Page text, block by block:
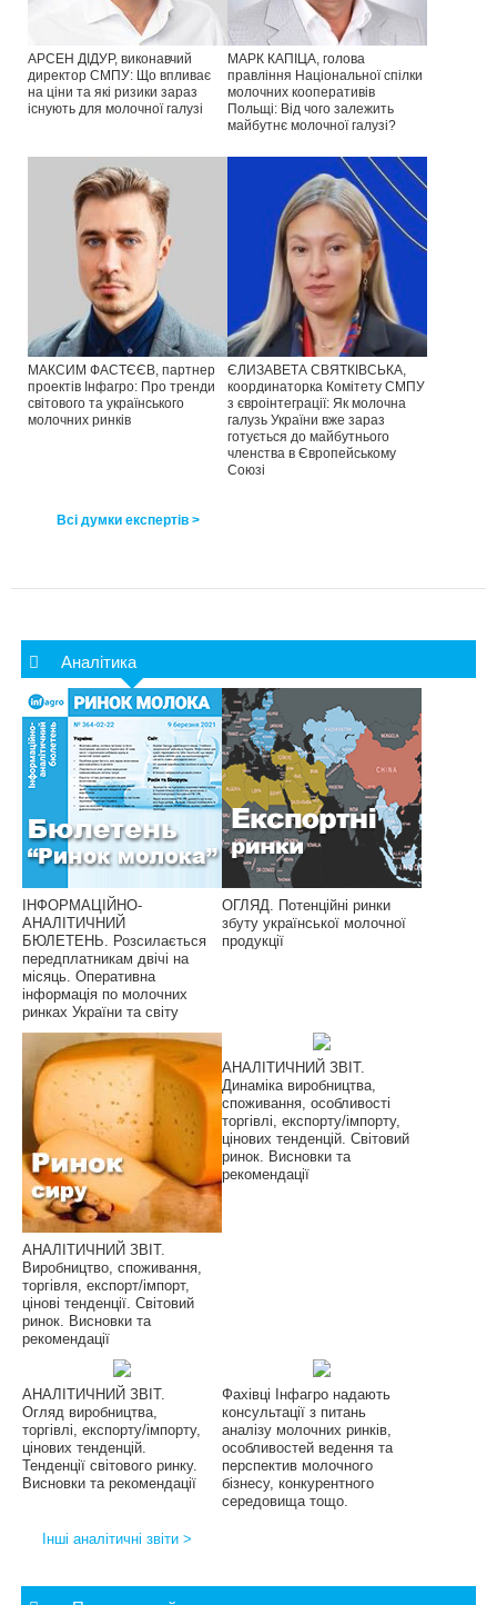
АРСЕН ДІДУР, виконавчий
директор СМПУ: Що впливає
на ціни та які ризики зараз
існують для молочної галузі
МАРК КАПІЦА, голова
правління Національної спілки
молочних кооперативів
Польщі: Від чого залежить
майбутнє молочної галузі?
МАКСИМ ФАСТЄЄВ, партнер
проектів Інфагро: Про тренди
світового та українського
молочних ринків
ЄЛИЗАВЕТА СВЯТКІВСЬКА,
координаторка Комітету СМПУ
з євроінтеграції: Як молочна
галузь України вже зараз
готується до майбутнього
членства в Європейському
Союзі
Всі думки експертів >
Аналітика
ІНФОРМАЦІЙНО-
АНАЛІТИЧНИЙ
БЮЛЕТЕНЬ. Розсилається
передплатникам двічі на
місяць. Оперативна
інформація по молочних
ринках України та світу
ОГЛЯД. Потенційні ринки
збуту української молочної
продукції
АНАЛІТИЧНИЙ ЗВІТ.
Виробництво, споживання,
торгівля, експорт/імпорт,
цінові тенденції. Світовий
ринок. Висновки та
рекомендації
АНАЛІТИЧНИЙ ЗВІТ.
Динаміка виробництва,
споживання, особливості
торгівлі, експорту/імпорту,
цінових тенденцій. Світовий
ринок. Висновки та
рекомендації
АНАЛІТИЧНИЙ ЗВІТ.
Огляд виробництва,
торгівлі, експорту/імпорту,
цінових тенденцій.
Тенденції світового ринку.
Висновки та рекомендації
Фахівці Інфагро надають
консультації з питань
аналізу молочних ринків,
особливостей ведення та
перспектив молочного
бізнесу, конкурентного
середовища тощо.
Інші аналітичні звіти >